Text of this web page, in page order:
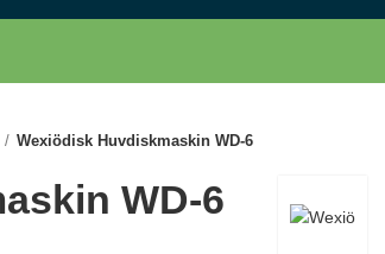
Wexiödisk Huvdiskmaskin WD-6
WD-6